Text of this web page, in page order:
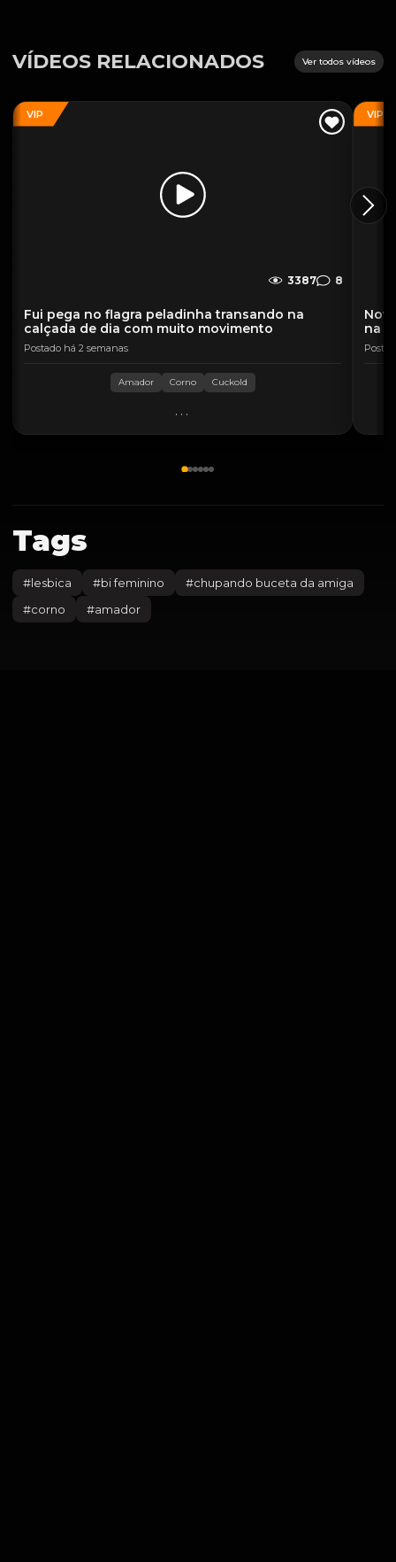
VÍDEOS RELACIONADOS Ver todos vídeos
VIP
3387 8
Fui pega no flagra peladinha transando na
calçada de dia com muito movimento
Postado há 2 semanas
Amador Corno Cuckold
...
VIP
na
Tags
#lesbica #bi feminino #chupando buceta da amiga
#corno #amador